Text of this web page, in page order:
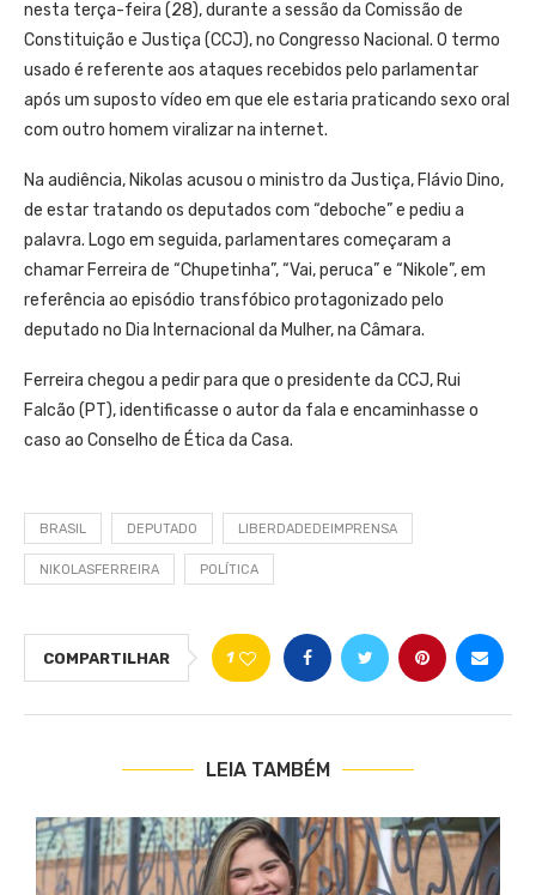
nesta terça-feira (28), durante a sessão da Comissão de
Constituição e Justiça (CCJ), no Congresso Nacional. O termo
usado é referente aos ataques recebidos pelo parlamentar
após um suposto vídeo em que ele estaria praticando sexo oral
com outro homem viralizar na internet.
Na audiência, Nikolas acusou o ministro da Justiça, Flávio Dino,
de estar tratando os deputados com “deboche” e pediu a
palavra. Logo em seguida, parlamentares começaram a
chamar Ferreira de “Chupetinha”, “Vai, peruca” e “Nikole”, em
referência ao episódio transfóbico protagonizado pelo
deputado no Dia Internacional da Mulher, na Câmara.
Ferreira chegou a pedir para que o presidente da CCJ, Rui
Falcão (PT), identificasse o autor da fala e encaminhasse o
caso ao Conselho de Ética da Casa.
BRASIL DEPUTADO LIBERDADEDEIMPRENSA
NIKOLASFERREIRA POLÍTICA
COMPARTILHAR 1
LEIA TAMBÉM